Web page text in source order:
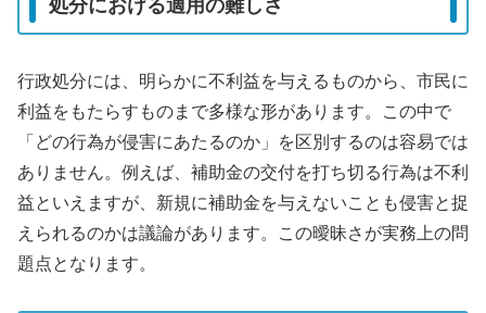
処分における適用の難しさ
行政処分には、明らかに不利益を与えるものから、市民に
利益をもたらすものまで多様な形があります。この中で
「どの行為が侵害にあたるのか」を区別するのは容易では
ありません。例えば、補助金の交付を打ち切る行為は不利
益といえますが、新規に補助金を与えないことも侵害と捉
えられるのかは議論があります。この曖昧さが実務上の問
題点となります。